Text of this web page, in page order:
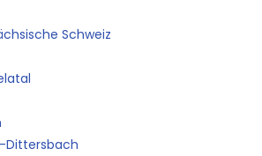
Schweiz
Dittersbach